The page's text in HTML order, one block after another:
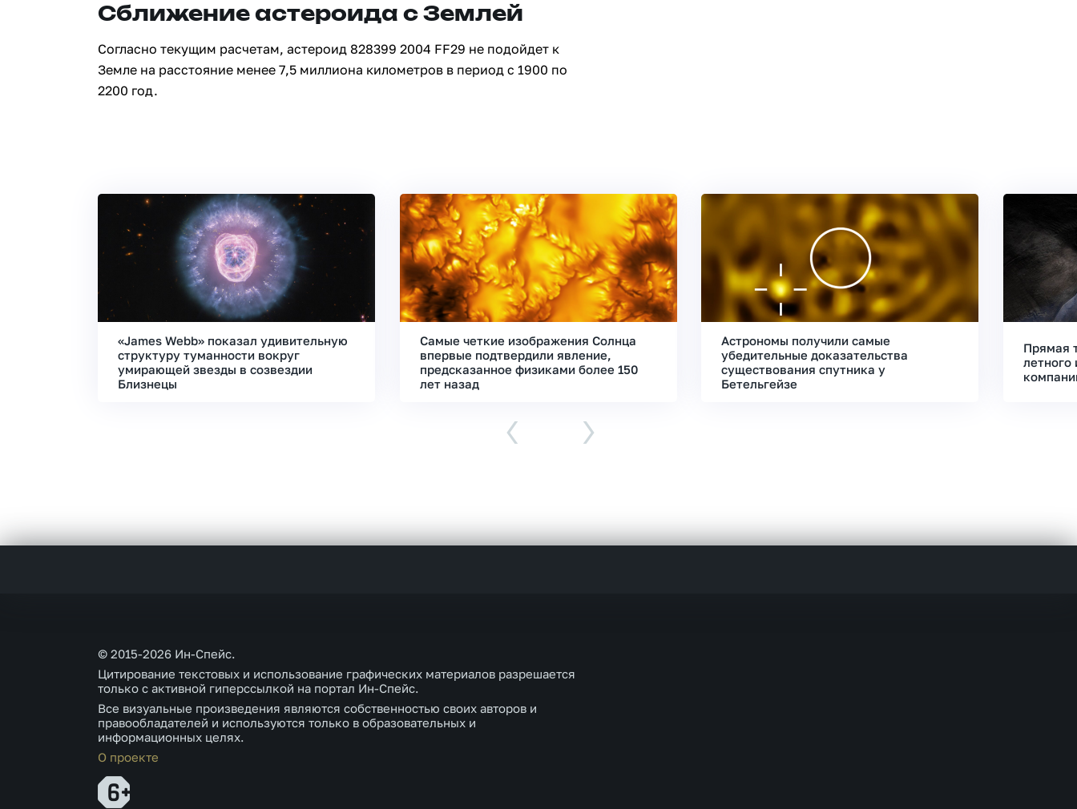
Сближение астероида с Землей
Согласно текущим расчетам, астероид 828399 2004 FF29 не подойдет к
Земле на расстояние менее 7,5 миллиона километров в период с 1900 по
2200 год.
«James Webb» показал удивительную
структуру туманности вокруг
умирающей звезды в созвездии
Близнецы
Самые четкие изображения Солнца
впервые подтвердили явление,
предсказанное физиками более 150
лет назад
Астрономы получили самые
убедительные доказательства
существования спутника у
Бетельгейзе
Прямая
летного
‹ ›
© 2015-2026 Ин-Спейс.
Цитирование текстовых и использование графических материалов разрешается
только с активной гиперссылкой на портал Ин-Спейс.
Все визуальные произведения являются собственностью своих авторов и
правообладателей и используются только в образовательных и
информационных целях.
О проекте